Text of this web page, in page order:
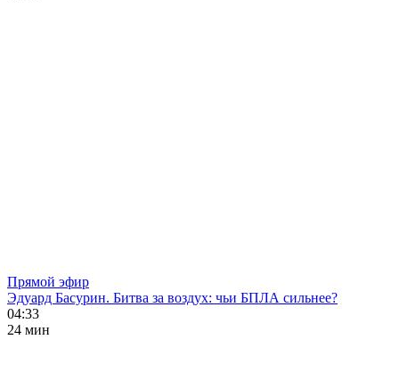
Прямой эфир
Эдуард Басурин. Битва за воздух: чьи БПЛА сильнее?
04:33
24 мин